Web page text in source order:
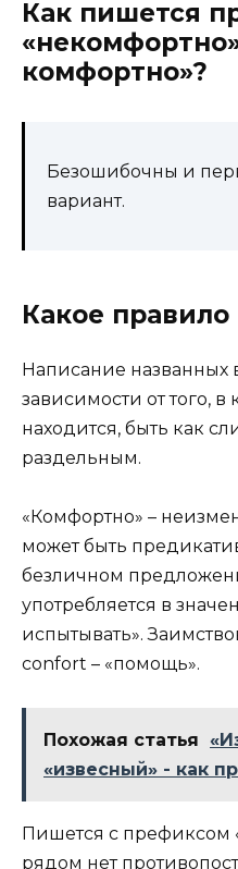
Как пишется
комфортно»?
Безошибочны и
вариант.
Какое
Написание
зависимости от того, в
находится, быть как
раздельным.
«Комфортно» –
может быть
безличном
употребляется в
испытывать».
confort – «помощь».
Похожая статья
«извесный» - как
Пишется с префиксом
рядом нет